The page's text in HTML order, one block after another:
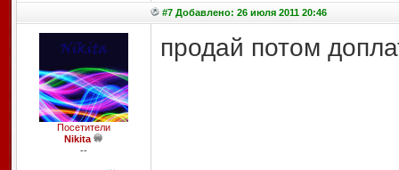
#7 Добавлено: 26 июля 2011 20:46
Посетители
Nikita
--
продай потом